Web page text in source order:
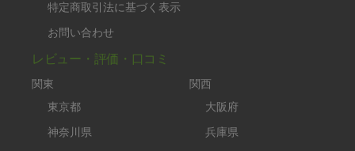
特定商取引法に基づく表示
お問い合わせ
レビュー・評価・口コミ
関東
東京都
神奈川県
関西
大阪府
兵庫県